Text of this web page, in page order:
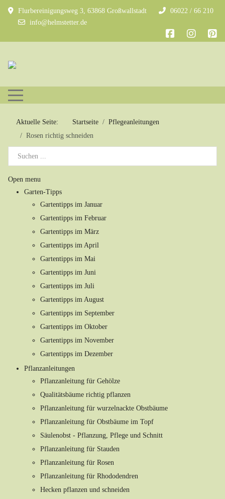
Flurbereinigungsweg 3, 63868 Großwallstadt
06022 / 66 210
info@helmstetter.de
Mobile Menu Toggle
Aktuelle Seite: Startseite
Pflegeanleitungen
Rosen richtig schneiden
Open menu
Garten-Tipps
Gartentipps im Januar
Gartentipps im Februar
Gartentipps im März
Gartentipps im April
Gartentipps im Mai
Gartentipps im Juni
Gartentipps im Juli
Gartentipps im August
Gartentipps im September
Gartentipps im Oktober
Gartentipps im November
Gartentipps im Dezember
Pflanzanleitungen
Pflanzanleitung für Gehölze
Qualitätsbäume richtig pflanzen
Pflanzanleitung für wurzelnackte Obstbäume
Pflanzanleitung für Obstbäume im Topf
Säulenobst - Pflanzung, Pflege und Schnitt
Pflanzanleitung für Stauden
Pflanzanleitung für Rosen
Pflanzanleitung für Rhododendren
Hecken pflanzen und schneiden